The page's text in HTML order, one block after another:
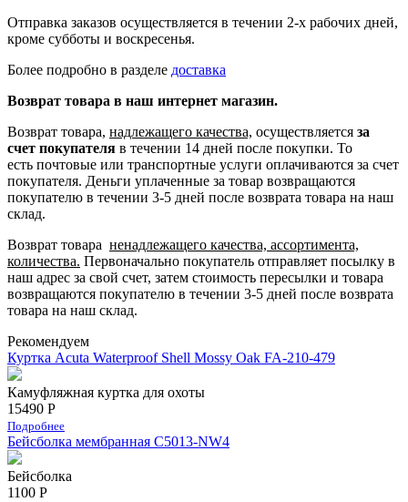
Отправка заказов осуществляется в течении 2-х рабочих дней,
кроме субботы и воскресенья.
Более подробно в разделе доставка
Возврат товара в наш интернет магазин.
Возврат товара, надлежащего качества, осуществляется за
счет покупателя в течении 14 дней после покупки. То
есть почтовые или транспортные услуги оплачиваются за счет
покупателя. Деньги уплаченные за товар возвращаются
покупателю в течении 3-5 дней после возврата товара на наш
склад.
Возврат товара ненадлежащего качества, ассортимента,
количества. Первоначально покупатель отправляет посылку в
наш адрес за свой счет, затем стоимость пересылки и товара
возвращаются покупателю в течении 3-5 дней после возврата
товара на наш склад.
Рекомендуем
Куртка Acuta Waterproof Shell Mossy Oak FA-210-479
Камуфляжная куртка для охоты
15490 Р
Подробнее
Бейсболка мембранная С5013-NW4
Бейсболка
1100 Р